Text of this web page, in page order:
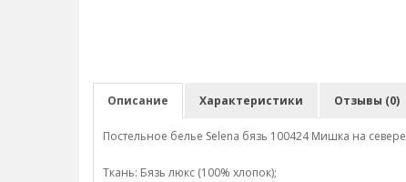
Описание Характеристики Отзывы (0)
Постельное белье Selena бязь 100424 Мишка на севере
Ткань: Бязь люкс (100% хлопок);